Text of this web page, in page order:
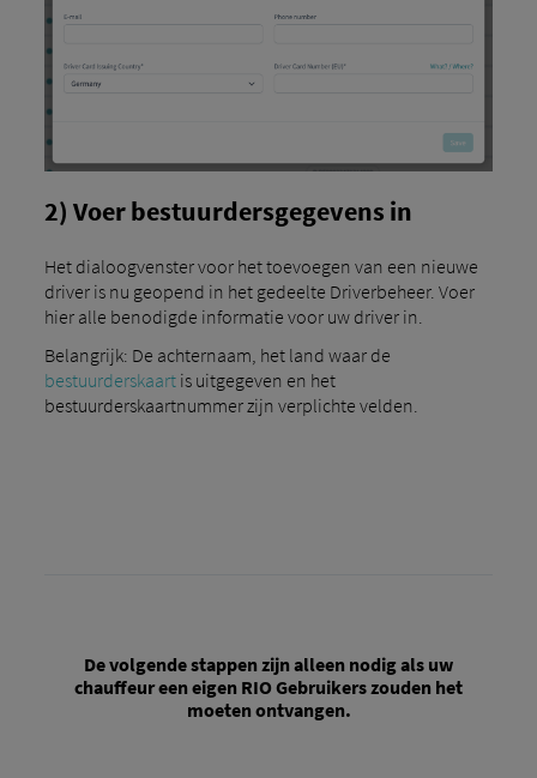
2) Voer bestuurdersgegevens in
Het dialoogvenster voor het toevoegen van een nieuwe
driver is nu geopend in het gedeelte Driverbeheer. Voer
hier alle benodigde informatie voor uw driver in.
Belangrijk: De achternaam, het land waar de
bestuurderskaartis uitgegeven en het
bestuurderskaartnummer zijn verplichte velden.
De volgende stappen zijn alleen nodig als uw
chauffeur een eigen RIO Gebruikers zouden het
moeten ontvangen.